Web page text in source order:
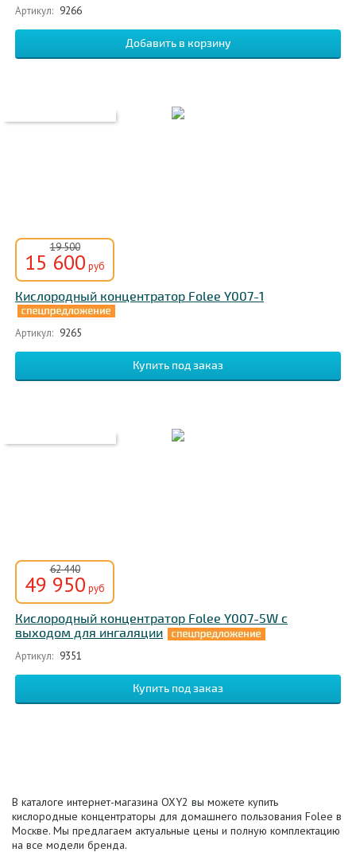
Артикул: 9266
19 500
15 600 руб
Кислородный концентратор Folee Y007-1
Артикул: 9265
62 440
49 950 руб
Кислородный концентратор Folee Y007-5W с
выходом для ингаляции
Артикул: 9351
В каталоге интернет-магазина OXY2 вы можете купить
кислородные концентраторы для домашнего пользования Folee в
Москве. Мы предлагаем актуальные цены и полную комплектацию
на все модели бренда.